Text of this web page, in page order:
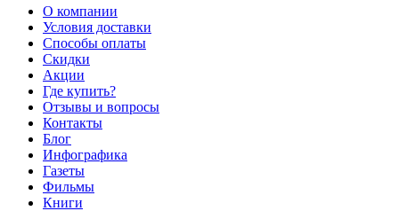
О компании
Условия доставки
Способы оплаты
Скидки
Акции
Где купить?
Отзывы и вопросы
Контакты
Блог
Инфографика
Газеты
Фильмы
Книги